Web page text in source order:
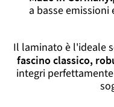
a basse
Il laminato è l'ideale
fascino classico,
integri